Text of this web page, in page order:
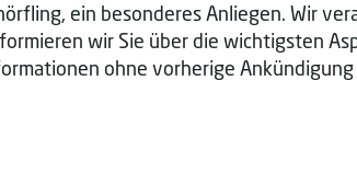
ein besonderes Anliegen. Wir
wir Sie über die wichtigsten
ohne vorherige Ankündigung